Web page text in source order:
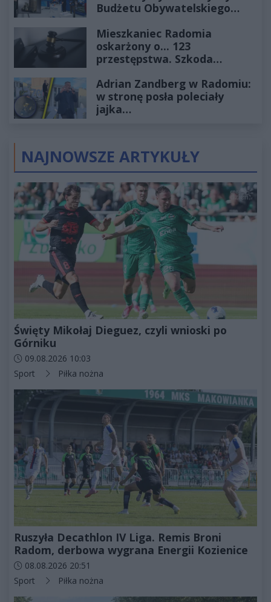
Budżetu Obywatelskiego
Mieszkaniec Radomia
oskarżony o... 123
przestępstwa. Szkoda
złotych
Adrian Zandberg w Radomiu:
w stronę posła poleciały
jajka…
NAJNOWSZE ARTYKUŁY
Święty Mikołaj Dieguez, czyli wnioski po
Górniku
Data dodania artykułu:
09.08.2026 10:03
Kategorie artykułu:
Sport Piłka nożna
Ruszyła Decathlon IV Liga. Remis Broni
Radom, derbowa wygrana Energii Kozienice
Data dodania artykułu:
08.08.2026 20:51
Kategorie artykułu:
Sport Piłka nożna